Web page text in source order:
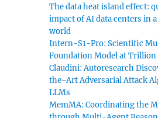
The data heat island effect:
impact of AI data centers in
world
Intern-S1-Pro: Scientific
Foundation Model at Trillion
Claudini: Autoresearch
the-Art Adversarial Attack
LLMs
MemMA: Coordinating the